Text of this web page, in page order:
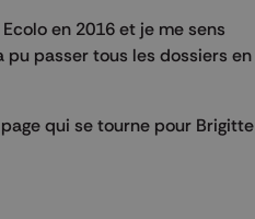
en 2016 et je me sens
passer tous les dossiers en
qui se tourne pour Brigitte